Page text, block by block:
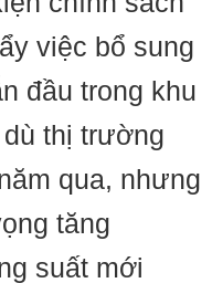
việc bổ sung
đầu trong khu
thị trường
qua, nhưng
tăng
suất mới